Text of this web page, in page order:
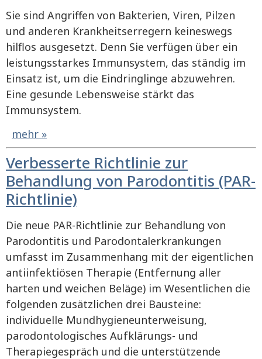
Sie sind Angriffen von Bakterien, Viren, Pilzen
und anderen Krankheitserregern keineswegs
hilflos ausgesetzt. Denn Sie verfügen über ein
leistungsstarkes Immunsystem, das ständig im
Einsatz ist, um die Eindringlinge abzuwehren.
Eine gesunde Lebensweise stärkt das
Immunsystem.
mehr »
Verbesserte Richtlinie zur
Behandlung von Parodontitis (PAR-
Richtlinie)
Die neue PAR-Richtlinie zur Behandlung von
Parodontitis und Parodontalerkrankungen
umfasst im Zusammenhang mit der eigentlichen
antiinfektiösen Therapie (Entfernung aller
harten und weichen Beläge) im Wesentlichen die
folgenden zusätzlichen drei Bausteine:
individuelle Mundhygieneunterweisung,
parodontologisches Aufklärungs- und
Therapiegespräch und die unterstützende